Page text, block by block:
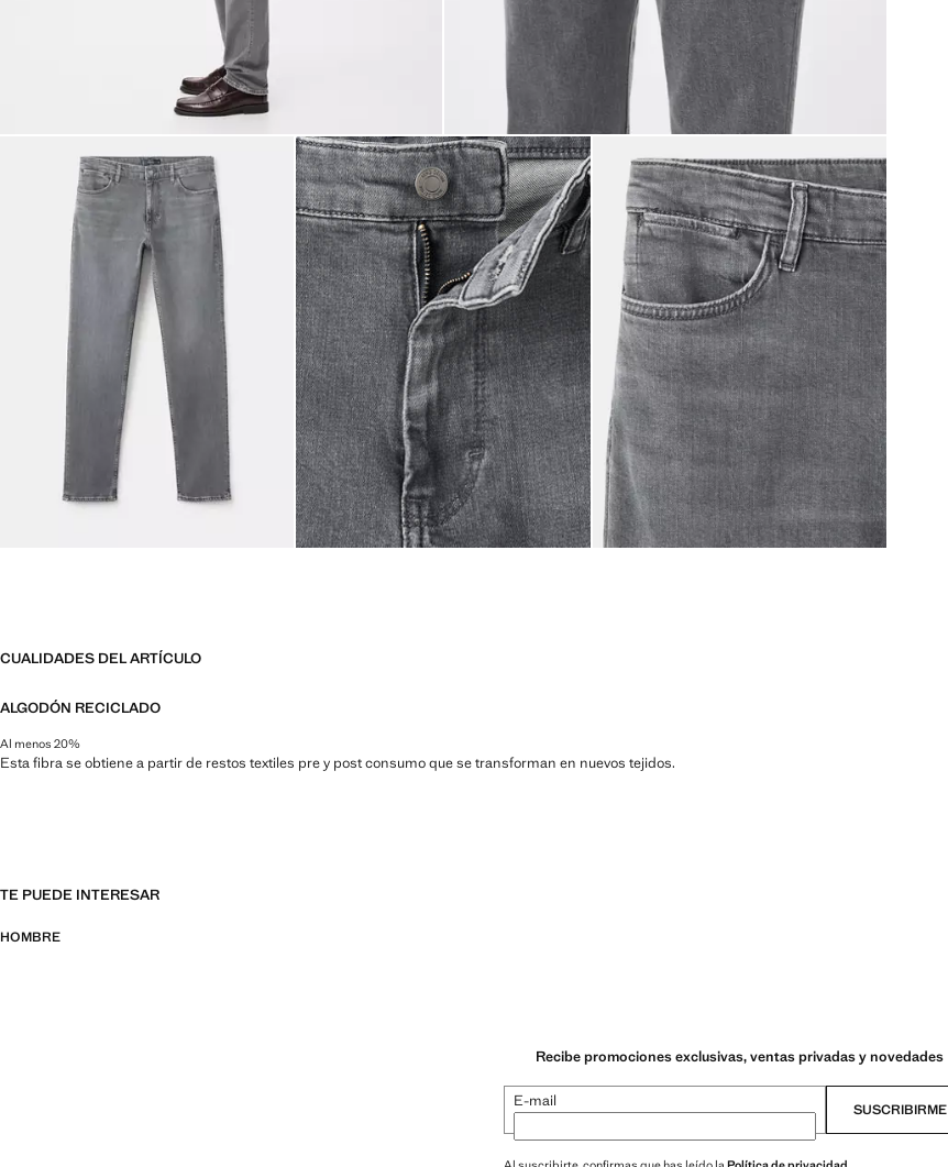
CUALIDADES DEL ARTÍCULO
ALGODÓN RECICLADO
Al menos 20%
Esta fibra se obtiene a partir de restos textiles pre y post consumo que se transforman en nuevos tejidos.
TE PUEDE INTERESAR
HOMBRE
Recibe promociones exclusivas, ventas privadas y novedades
E-mail SUSCRIBIRME